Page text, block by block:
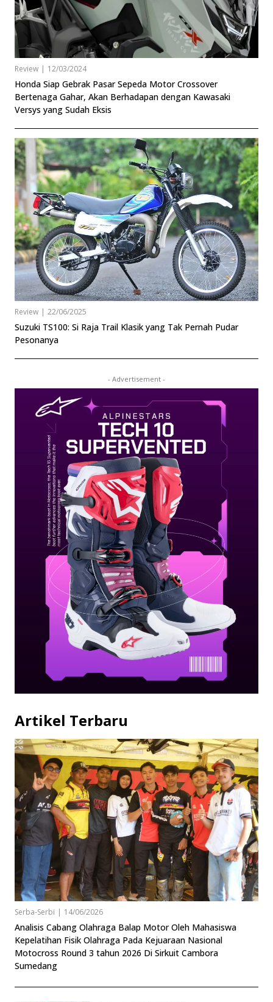
Review | 12/03/2024
Honda Siap Gebrak Pasar Sepeda Motor Crossover
Bertenaga Gahar, Akan Berhadapan dengan Kawasaki
Versys yang Sudah Eksis
Review | 22/06/2025
Suzuki TS100: Si Raja Trail Klasik yang Tak Pernah Pudar
Pesonanya
- Advertisement -
Artikel Terbaru
Serba-Serbi | 14/06/2026
Analisis Cabang Olahraga Balap Motor Oleh Mahasiswa
Kepelatihan Fisik Olahraga Pada Kejuaraan Nasional
Motocross Round 3 tahun 2026 Di Sirkuit Cambora
Sumedang